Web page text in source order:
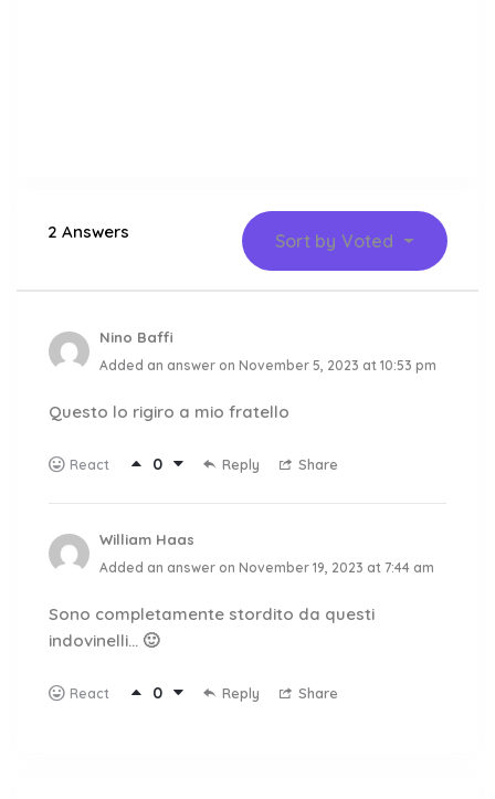
2 Answers Sort by Voted
Nino Baffi
Added an answer on November 5, 2023 at 10:53 pm
Questo lo rigiro a mio fratello
React 0 Reply Share
William Haas
Added an answer on November 19, 2023 at 7:44 am
Sono completamente stordito da questi
indovinelli… 🙂
React 0 Reply Share